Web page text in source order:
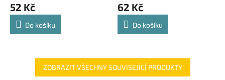
52 Kč
Do košíku
62 Kč
Do košíku
ZOBRAZIT VŠECHNY SOUVISEJÍCÍ PRODUKTY